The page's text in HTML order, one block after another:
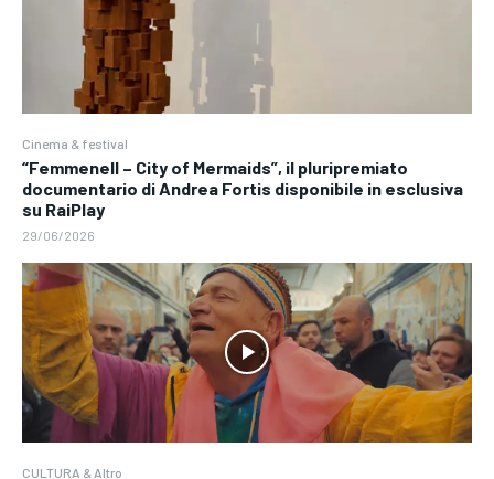
Cinema & festival
“Femmenell – City of Mermaids”, il pluripremiato
documentario di Andrea Fortis disponibile in esclusiva
su RaiPlay
29/06/2026
CULTURA & Altro